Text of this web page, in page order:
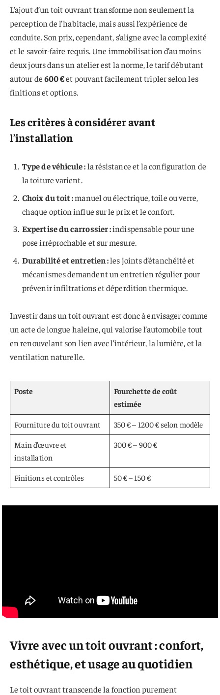
L’ajout d’un toit ouvrant transforme non seulement la
perception de l’habitacle, mais aussi l’expérience de
conduite. Son prix, cependant, s’aligne avec la complexité
et le savoir-faire requis. Une immobilisation d’au moins
deux jours dans un atelier est la norme, le tarif débutant
autour de600 €et pouvant facilement tripler selon les
finitions et options.
Les critères à considérer avant
l’installation
Type de véhicule :la résistance et la configuration de
la toiture varient.
Choix du toit :manuel ou électrique, toile ou verre,
chaque option influe sur le prix et le confort.
Expertise du carrossier :indispensable pour une
pose irréprochable et sur mesure.
Durabilité et entretien :les joints d’étanchéité et
mécanismes demandent un entretien régulier pour
prévenir infiltrations et déperdition thermique.
Investir dans un toit ouvrant est donc à envisager comme
un acte de longue haleine, qui valorise l’automobile tout
en renouvelant son lien avec l’intérieur, la lumière, et la
ventilation naturelle.
Poste
Fourchette de coût
estimée
Fourniture du toit ouvrant 350 € – 1200 € selon modèle
Main d’œuvre et
installation
300 € – 900 €
Finitions et contrôles 50 € – 150 €
Vivre avec un toit ouvrant : confort,
esthétique, et usage au quotidien
Le toit ouvrant transcende la fonction purement